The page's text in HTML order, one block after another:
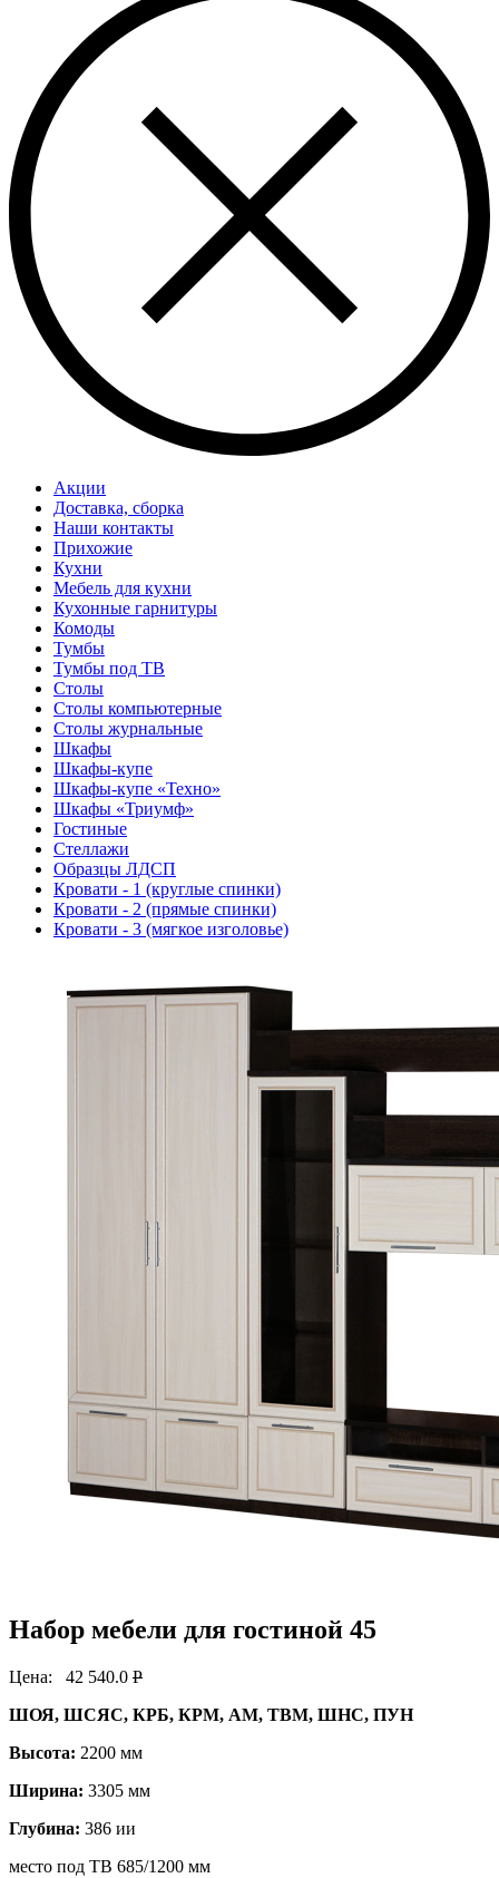
Акции
Доставка, сборка
Наши контакты
Прихожие
Кухни
Мебель для кухни
Кухонные гарнитуры
Комоды
Тумбы
Тумбы под ТВ
Столы
Столы компьютерные
Столы журнальные
Шкафы
Шкафы-купе
Шкафы-купе «Техно»
Шкафы «Триумф»
Гостиные
Стеллажи
Образцы ЛДСП
Кровати - 1 (круглые спинки)
Кровати - 2 (прямые спинки)
Кровати - 3 (мягкое изголовье)
Набор мебели для гостиной 45
Цена: 42 540.0 P
ШОЯ, ШСЯС, КРБ, КРМ, АМ, ТВМ, ШНС, ПУН
Высота: 2200 мм
Ширина: 3305 мм
Глубина: 386 ии
место под ТВ 685/1200 мм